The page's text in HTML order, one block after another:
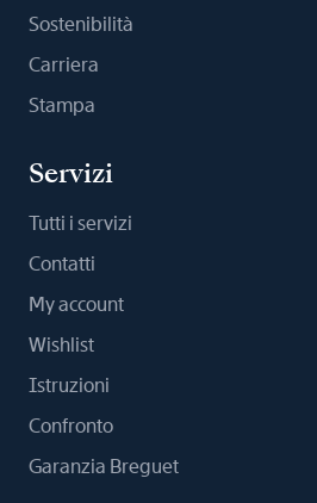
Sostenibilità
Carriera
Stampa
Servizi
Tutti i servizi
Contatti
My account
Wishlist
Istruzioni
Confronto
Garanzia Breguet